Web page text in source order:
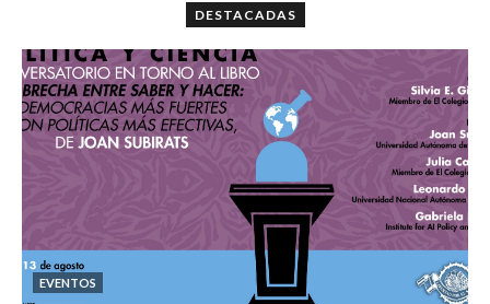
DESTACADAS
EVENTOS